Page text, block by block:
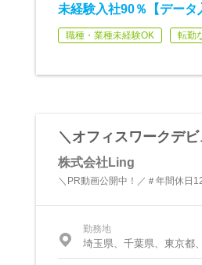
未経験入社90％【デー
職種・業種未経験OK 転勤
＼オフィスワークデ
株式会社Ling
＼PR動画公開中！／＃年間休日
勤務地
埼玉県、千葉県、東京都